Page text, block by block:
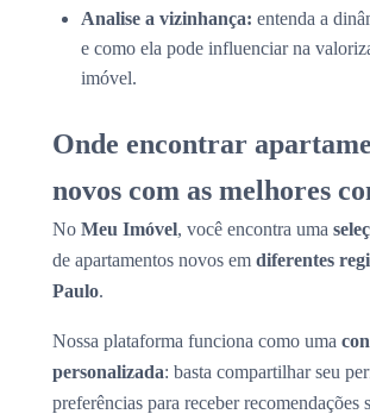
Analise a vizinhança: entenda a
e como ela pode influenciar na
imóvel.
Onde encontrar
novos com as melhores
No Meu Imóvel, você encontra uma
de apartamentos novos em diferentes
Paulo.
Nossa plataforma funciona como uma
personalizada: basta compartilhar seu
preferências para receber recomendações